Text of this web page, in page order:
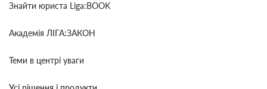
Знайти юриста Liga:BOOK
Академія ЛІГА:ЗАКОН
Теми в центрі уваги